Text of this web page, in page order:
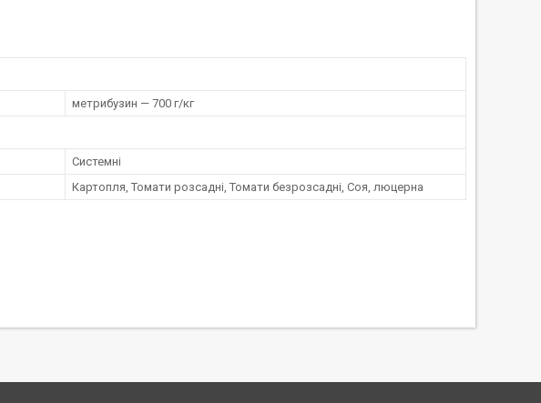
метрибузин — 700 г/кг
Системні
Картопля, Томати розсадні, Томати безрозсадні, Соя, люцерна